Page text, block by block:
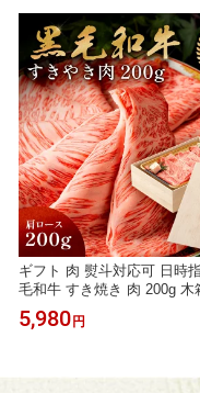
ギフト 肉 熨斗対応可 日時
毛和牛 すき焼き 肉 200g 木
き焼き 母の日 プレゼント ギ
肩ロース 贈り物 国産牛 100
甘くない ホワイトデー
5,980円